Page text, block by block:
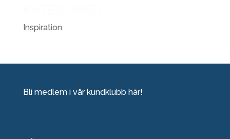
Inspiration
Bli medlem i vår kundklubb här!